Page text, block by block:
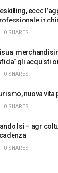
ecco
in
0 SHARES
gli acquisti
0 SHARES
nuova vita
0 SHARES
Isi –
0 SHARES